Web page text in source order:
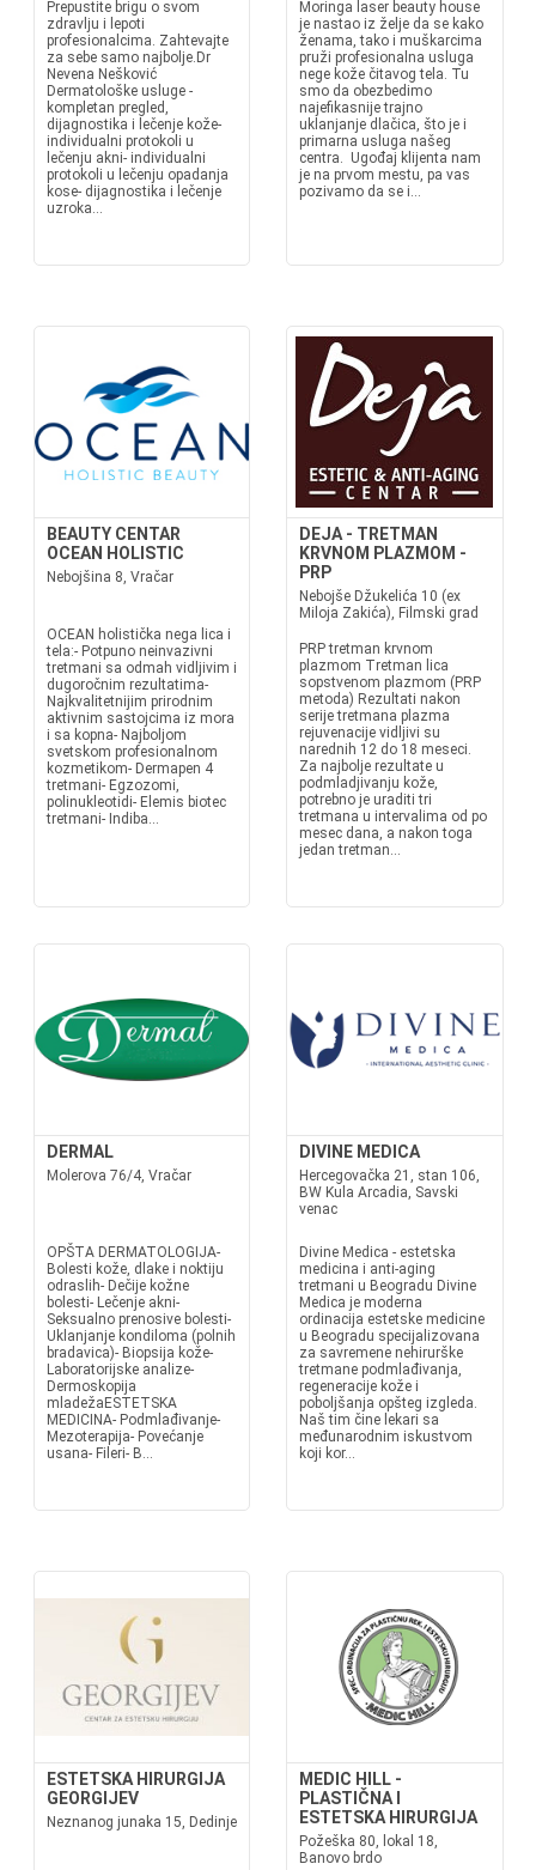
Prepustite brigu o svom
zdravlju i lepoti
profesionalcima. Zahtevajte
za sebe samo najbolje.Dr
Nevena Nešković
Dermatološke usluge -
kompletan pregled,
dijagnostika i lečenje kože-
individualni protokoli u
lečenju akni- individualni
protokoli u lečenju opadanja
kose- dijagnostika i lečenje
uzroka...
Moringa laser beauty house
je nastao iz želje da se kako
ženama, tako i muškarcima
pruži profesionalna usluga
nege kože čitavog tela. Tu
smo da obezbedimo
najefikasnije trajno
uklanjanje dlačica, što je i
primarna usluga našeg
centra. Ugođaj klijenta nam
je na prvom mestu, pa vas
pozivamo da se i...
BEAUTY CENTAR
OCEAN HOLISTIC
Nebojšina 8, Vračar
OCEAN holistička nega lica i
tela:- Potpuno neinvazivni
tretmani sa odmah vidljivim i
dugoročnim rezultatima-
Najkvalitetnijim prirodnim
aktivnim sastojcima iz mora
i sa kopna- Najboljom
svetskom profesionalnom
kozmetikom- Dermapen 4
tretmani- Egzozomi,
polinukleotidi- Elemis biotec
tretmani- Indiba...
DEJA - TRETMAN
KRVNOM PLAZMOM -
PRP
Nebojše Džukelića 10 (ex
Miloja Zakića), Filmski grad
PRP tretman krvnom
plazmom Tretman lica
sopstvenom plazmom (PRP
metoda) Rezultati nakon
serije tretmana plazma
rejuvenacije vidljivi su
narednih 12 do 18 meseci.
Za najbolje rezultate u
podmladjivanju kože,
potrebno je uraditi tri
tretmana u intervalima od po
mesec dana, a nakon toga
jedan tretman...
DERMAL
Molerova 76/4, Vračar
OPŠTA DERMATOLOGIJA-
Bolesti kože, dlake i noktiju
odraslih- Dečije kožne
bolesti- Lečenje akni-
Seksualno prenosive bolesti-
Uklanjanje kondiloma (polnih
bradavica)- Biopsija kože-
Laboratorijske analize-
Dermoskopija
mladežaESTETSKA
MEDICINA- Podmlađivanje-
Mezoterapija- Povećanje
usana- Fileri- B...
DIVINE MEDICA
Hercegovačka 21, stan 106,
BW Kula Arcadia, Savski
venac
Divine Medica - estetska
medicina i anti-aging
tretmani u Beogradu Divine
Medica je moderna
ordinacija estetske medicine
u Beogradu specijalizovana
za savremene nehirurške
tretmane podmlađivanja,
regeneracije kože i
poboljšanja opšteg izgleda.
Naš tim čine lekari sa
međunarodnim iskustvom
koji kor...
ESTETSKA HIRURGIJA
GEORGIJEV
Neznanog junaka 15, Dedinje
MEDIC HILL -
PLASTIČNA I
ESTETSKA HIRURGIJA
Požeška 80, lokal 18,
Banovo brdo